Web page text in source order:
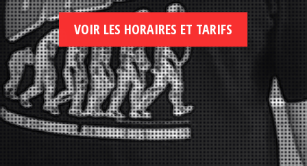
VOIR LES HORAIRES ET TARIFS